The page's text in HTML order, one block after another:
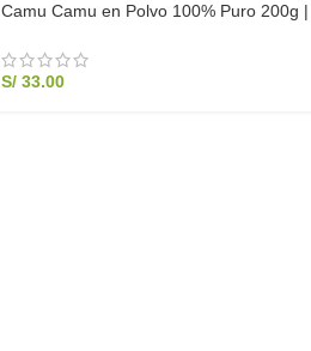
Camu Camu en Polvo 100% Puro 200g |
S/33.00